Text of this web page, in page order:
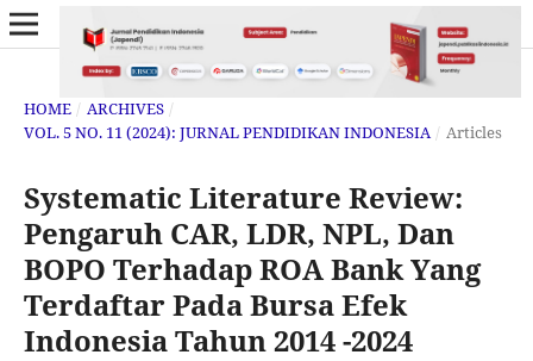
HOME / ARCHIVES /
VOL. 5 NO. 11 (2024): JURNAL PENDIDIKAN INDONESIA / Articles
Systematic Literature Review:
Pengaruh CAR, LDR, NPL, Dan
BOPO Terhadap ROA Bank Yang
Terdaftar Pada Bursa Efek
Indonesia Tahun 2014 -2024